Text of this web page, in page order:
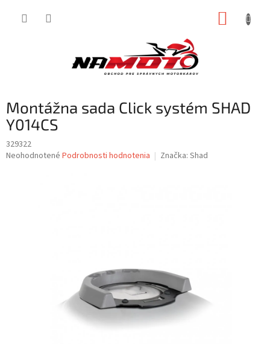
Montážna sada Click systém SHAD
Y014CS
329322
Priemerné
Neohodnotené Podrobnosti hodnotenia Značka: Shad